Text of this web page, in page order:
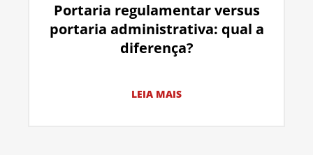
Portaria regulamentar versus
portaria administrativa: qual a
diferença?
LEIA MAIS